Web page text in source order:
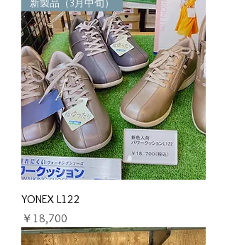
新製品（3月中旬）
YONEX L122
価格
￥18,700